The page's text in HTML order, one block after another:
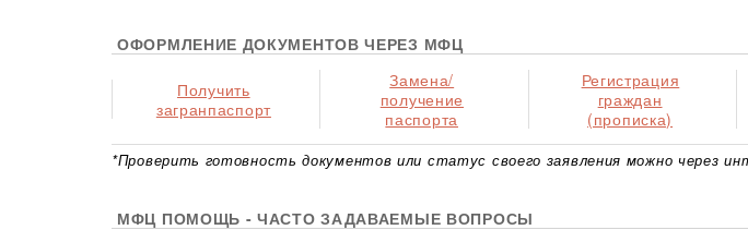
ОФОРМЛЕНИЕ ДОКУМЕНТОВ ЧЕРЕЗ МФЦ
Получить
загранпаспорт
Замена/
получение
паспорта
Регистрация
граждан
(прописка)
*Проверить готовность документов или статус своего заявления можно через
МФЦ ПОМОЩЬ - ЧАСТО ЗАДАВАЕМЫЕ ВОПРОСЫ